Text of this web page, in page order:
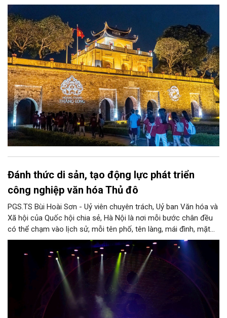
và phát huy giá trị di sản văn hóa gắn kết với phát triển kinh tế -
xã hội và du lịch”; đồng thời, nâng lên một tầm cao mới: “phát
triển kinh tế di sản”.
Đánh thức di sản, tạo động lực phát triển
công nghiệp văn hóa Thủ đô
PGS.TS Bùi Hoài Sơn - Uỷ viên chuyên trách, Uỷ ban Văn hóa và
Xã hội của Quốc hội chia sẻ, Hà Nội là nơi mỗi bước chân đều
có thể chạm vào lịch sử, mỗi tên phố, tên làng, mái đình, mặt
hồ, nếp nhà, câu hát, món ăn, làn điệu, nghề thủ công đều có
thể kể một câu chuyện về chiều sâu văn hiến của dân tộc.
Nhưng trong kỷ nguyên mới, câu hỏi đặt ra không chỉ Hà Nội có
bao nhiêu di sản, bao nhiêu văn nghệ sĩ, trí thức, không gian ký
ức, mà là làm thế nào để những giá trị ấy trở thành nguồn lực
phát triển, thành sức mạnh mềm, thành động lực sáng tạo,
thành năng lực cạnh tranh của Thủ đô.